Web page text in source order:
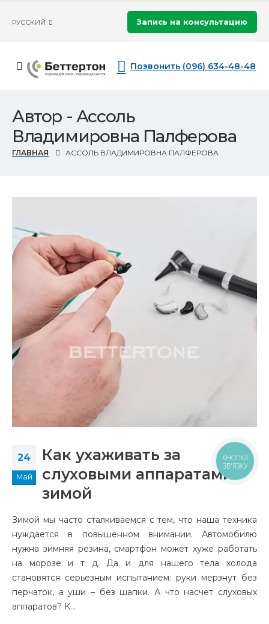
РУССКИЙ Запись на консультацию
Позвонить (096) 634-48-48
Автор - Ассоль
Владимировна Палферова
ГЛАВНАЯ АССОЛЬ ВЛАДИМИРОВНА ПАЛФЕРОВА
24
Май
Как ухаживать за
слуховыми аппаратами
зимой
Зимой мы часто сталкиваемся с тем, что наша техника
нуждается в повышенном внимании. Автомобилю
нужна зимняя резина, смартфон может хуже работать
на морозе и т д. Да и для нашего тела холода
становятся серьезным испытанием: руки мерзнут без
перчаток, а уши – без шапки. А что насчет слуховых
аппаратов? К...
КНОПКА
ЗВ'ЯЗКУ